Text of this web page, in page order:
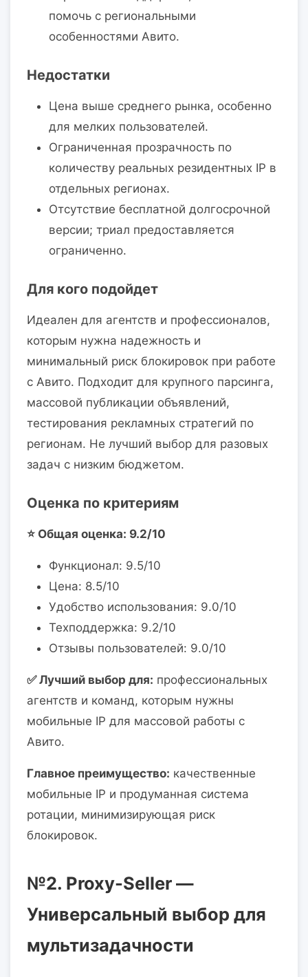
помочь с региональными
особенностями Авито.
Недостатки
Цена выше среднего рынка, особенно
для мелких пользователей.
Ограниченная прозрачность по
количеству реальных резидентных IP в
отдельных регионах.
Отсутствие бесплатной долгосрочной
версии; триал предоставляется
ограниченно.
Для кого подойдет
Идеален для агентств и профессионалов,
которым нужна надежность и
минимальный риск блокировок при работе
с Авито. Подходит для крупного парсинга,
массовой публикации объявлений,
тестирования рекламных стратегий по
регионам. Не лучший выбор для разовых
задач с низким бюджетом.
Оценка по критериям
⭐ Общая оценка: 9.2/10
Функционал: 9.5/10
Цена: 8.5/10
Удобство использования: 9.0/10
Техподдержка: 9.2/10
Отзывы пользователей: 9.0/10
✅ Лучший выбор для: профессиональных
агентств и команд, которым нужны
мобильные IP для массовой работы с
Авито.
Главное преимущество: качественные
мобильные IP и продуманная система
ротации, минимизирующая риск
блокировок.
№2. Proxy-Seller—
Универсальный выбор для
мультизадачности